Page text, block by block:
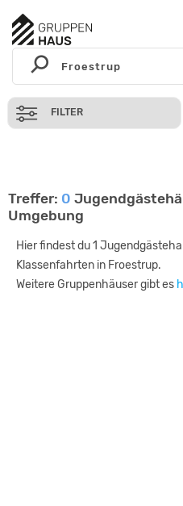
FILTER
Treffer: 0
Umgebung
Hier findest du 1
Klassenfahrten in Froestrup.
Weitere Gruppenhäuser gibt es